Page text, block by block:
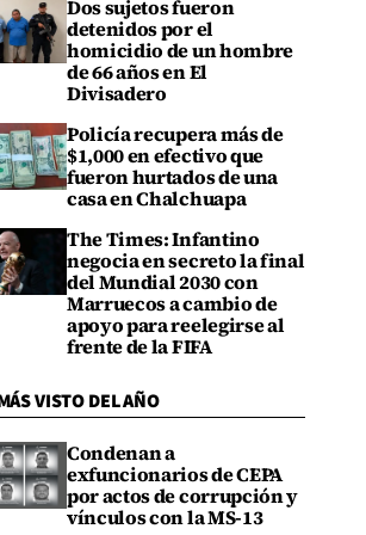
Dos sujetos fueron
detenidos por el
homicidio de un hombre
de 66 años en El
Divisadero
Policía recupera más de
$1,000 en efectivo que
fueron hurtados de una
casa en Chalchuapa
The Times: Infantino
negocia en secreto la final
del Mundial 2030 con
Marruecos a cambio de
apoyo para reelegirse al
frente de la FIFA
VISTO DEL AÑO
Condenan a
exfuncionarios de CEPA
por actos de corrupción y
vínculos con la MS-13